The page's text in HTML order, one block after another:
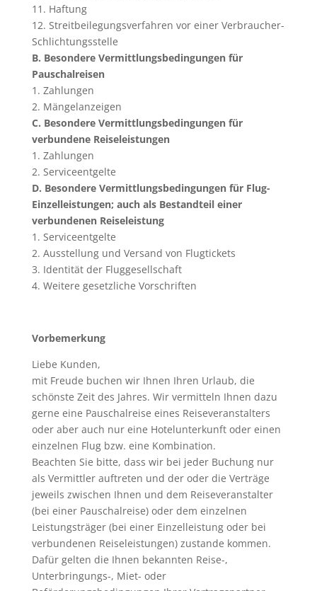
11. Haftung
12. Streitbeilegungsverfahren vor einer Verbraucher-
Schlichtungsstelle
B. Besondere Vermittlungsbedingungen für
Pauschalreisen
1. Zahlungen
2. Mängelanzeigen
C. Besondere Vermittlungsbedingungen für
verbundene Reiseleistungen
1. Zahlungen
2. Serviceentgelte
D. Besondere Vermittlungsbedingungen für Flug-
Einzelleistungen; auch als Bestandteil einer
verbundenen Reiseleistung
1. Serviceentgelte
2. Ausstellung und Versand von Flugtickets
3. Identität der Fluggesellschaft
4. Weitere gesetzliche Vorschriften
Vorbemerkung
Liebe Kunden,
mit Freude buchen wir Ihnen Ihren Urlaub, die
schönste Zeit des Jahres. Wir vermitteln Ihnen dazu
gerne eine Pauschalreise eines Reiseveranstalters
oder aber auch nur eine Hotelunterkunft oder einen
einzelnen Flug bzw. eine Kombination.
Beachten Sie bitte, dass wir bei jeder Buchung nur
als Vermittler auftreten und der oder die Verträge
jeweils zwischen Ihnen und dem Reiseveranstalter
(bei einer Pauschalreise) oder dem einzelnen
Leistungsträger (bei einer Einzelleistung oder bei
verbundenen Reiseleistungen) zustande kommen.
Dafür gelten die Ihnen bekannten Reise-,
Unterbringungs-, Miet- oder